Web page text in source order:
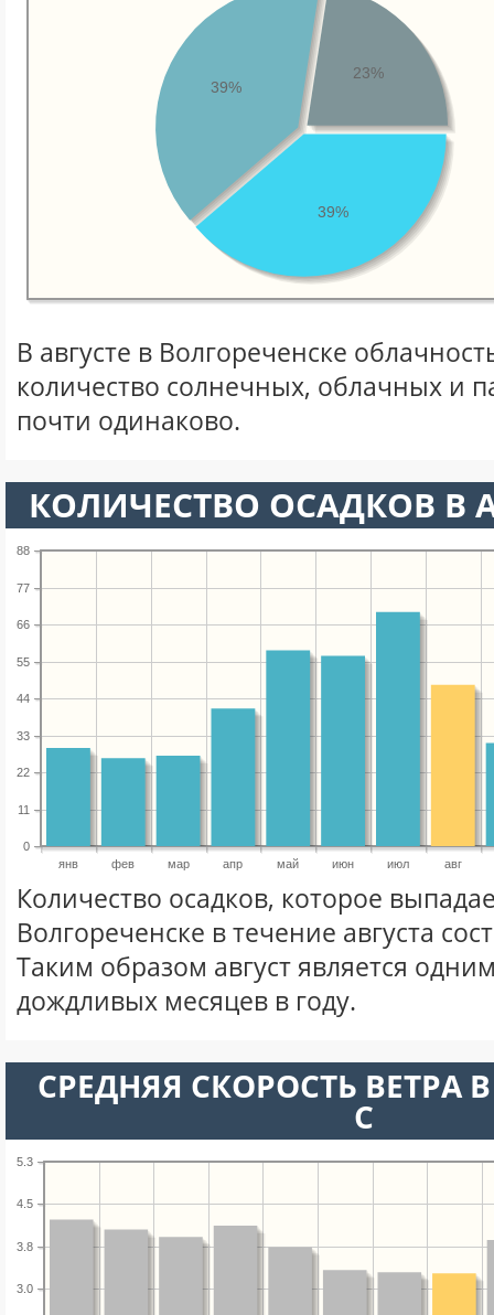
39%
39%
23%
В августе в Волгореченске
количество солнечных, облачных и
почти одинаково.
КОЛИЧЕСТВО ОСАДКОВ В
янв фев мар апр май июн июл авг
0
11
22
33
44
55
66
77
88
Количество осадков, которое
Волгореченске в течение августа
Таким образом август является
дождливых месяцев в году.
СРЕДНЯЯ СКОРОСТЬ ВЕТРА
С
3.0
3.8
4.5
5.3